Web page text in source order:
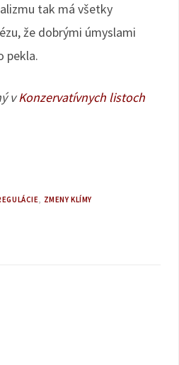
tak má všetky
že dobrými úmyslami
pekla.
vKonzervatívnych listoch
ZMENY KLÍMY